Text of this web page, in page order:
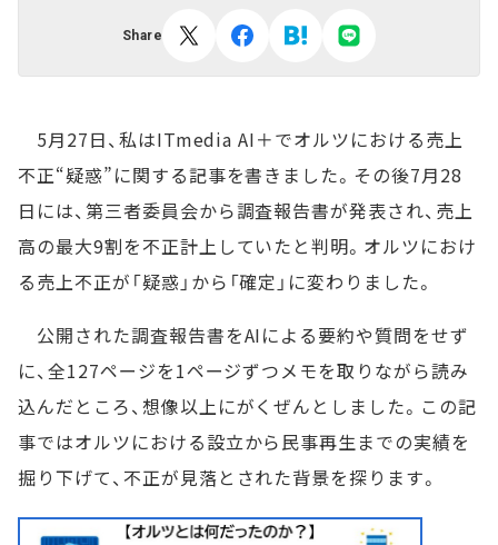
Share
5月27日、私はITmedia AI＋でオルツにおける売上
不正“疑惑”に関する記事を書きました。その後7月28
日には、第三者委員会から調査報告書が発表され、売上
高の最大9割を不正計上していたと判明。オルツにおけ
る売上不正が「疑惑」から「確定」に変わりました。
公開された調査報告書をAIによる要約や質問をせず
に、全127ページを1ページずつメモを取りながら読み
込んだところ、想像以上にがくぜんとしました。この記
事ではオルツにおける設立から民事再生までの実績を
掘り下げて、不正が見落とされた背景を探ります。